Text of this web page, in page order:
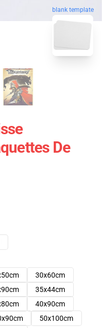
blank template
De
30x60cm
35x44cm
40x90cm
50x100cm